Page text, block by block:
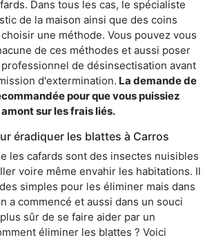
Dans tous les cas, le spécialiste
de la maison ainsi que des coins
une méthode. Vous pouvez vous
de ces méthodes et aussi poser
de désinsectisation avant
d'extermination. La demande de
pour que vous puissiez
sur les frais liés.
éradiquer les blattes à Carros
les cafards sont des insectes nuisibles
voire même envahir les habitations. Il
simples pour les éliminer mais dans
a commencé et aussi dans un souci
sûr de se faire aider par un
éliminer les blattes ? Voici